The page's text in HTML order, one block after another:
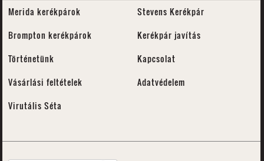
Merida kerékpárok
Stevens Kerékpár
Brompton kerékpárok
Kerékpár javítás
Történetünk
Kapcsolat
Vásárlási feltételek
Adatvédelem
Virutális Séta